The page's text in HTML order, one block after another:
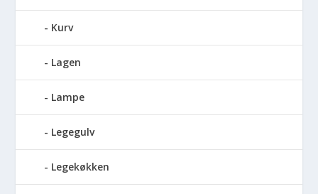
Kurv
Lagen
Lampe
Legegulv
Legekøkken